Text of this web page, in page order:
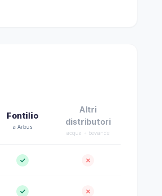
Fontilio
a Arbus
Altri
distributori
acqua + bevande
✓ ✗
✓ ✗